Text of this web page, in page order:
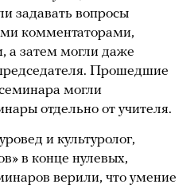
задавать вопросы
комментаторами,
а затем могли даже
Прошедшие
могли
отдельно от учителя.
и культуролог,
в конце нулевых,
верили, что умение